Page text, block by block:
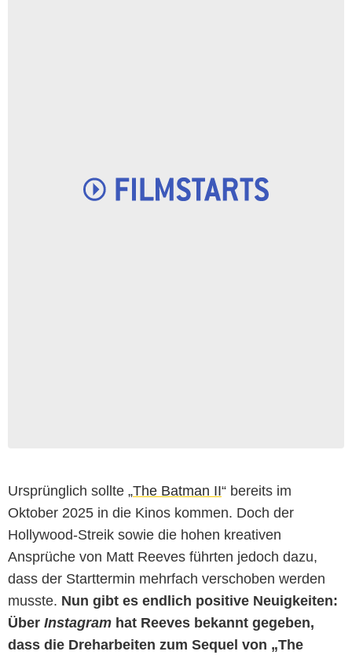
Ursprünglich sollte „The Batman II“ bereits im
Oktober 2025 in die Kinos kommen. Doch der
Hollywood-Streik sowie die hohen kreativen
Ansprüche von Matt Reeves führten jedoch dazu,
dass der Starttermin mehrfach verschoben werden
musste. Nun gibt es endlich positive Neuigkeiten:
Über Instagram hat Reeves bekannt gegeben,
dass die Dreharbeiten zum Sequel von „The